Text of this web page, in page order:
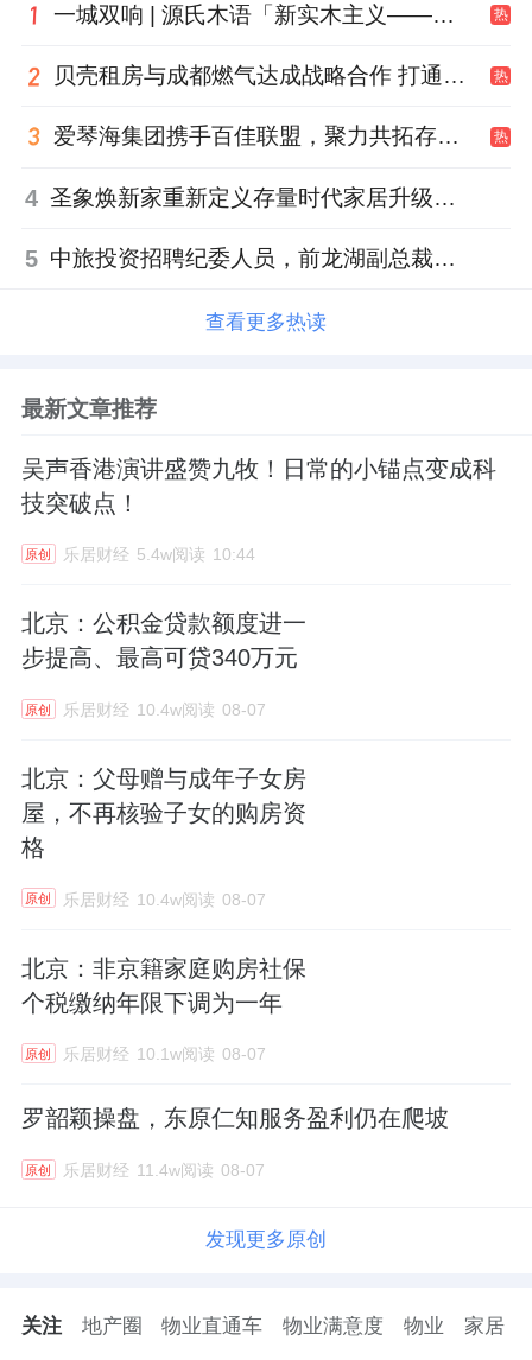
一城双响 | 源氏木语「新实木主义——黑标生活提案」发布会落地天津，黑标旗舰店盛大启幕 热
贝壳租房与成都燃气达成战略合作 打通安全巡检“最后一米” 热
爱琴海集团携手百佳联盟，聚力共拓存量商业新赛道 热
4 圣象焕新家重新定义存量时代家居升级逻辑，筑牢说换就换的底气！
5 中旅投资招聘纪委人员，前龙湖副总裁胡若翔掌舵
查看更多热读
最新文章推荐
吴声香港演讲盛赞九牧！日常的小锚点变成科
技突破点！
原创 乐居财经 5.4w阅读 10:44
北京：公积金贷款额度进一
步提高、最高可贷340万元
原创 乐居财经 10.4w阅读 08-07
北京：父母赠与成年子女房
屋，不再核验子女的购房资
格
原创 乐居财经 10.4w阅读 08-07
北京：非京籍家庭购房社保
个税缴纳年限下调为一年
原创 乐居财经 10.1w阅读 08-07
罗韶颖操盘，东原仁知服务盈利仍在爬坡
原创 乐居财经 11.4w阅读 08-07
发现更多原创
关注 地产圈 物业直通车 物业满意度 物业 家居